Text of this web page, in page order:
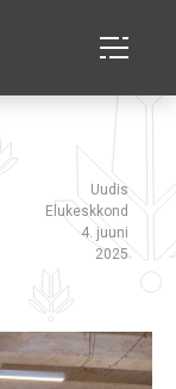
Uudis
Elukeskkond
4. juuni
2025